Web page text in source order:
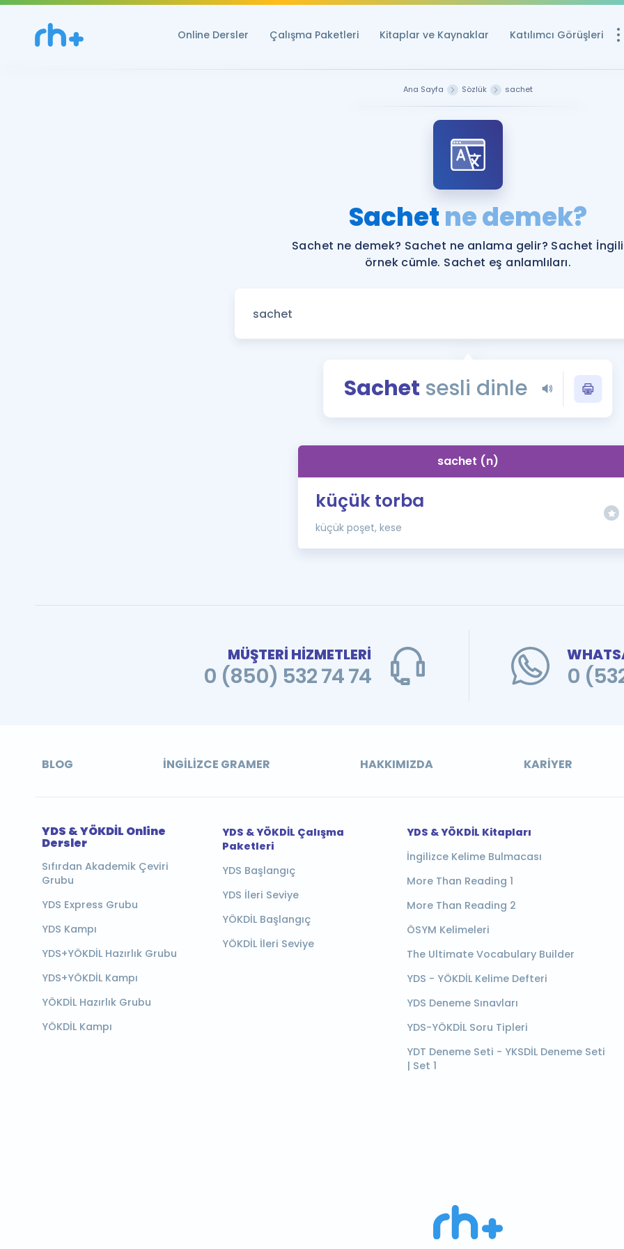
Online Dersler Çalışma Paketleri Kitaplar ve Kaynaklar Katılımcı Görüşleri
YDS ve YÖKDİL
Rehberlik Aracı
YDS ve
Tüm ÖSYM
YDS - YÖKDİL
İngilizce Gramer
Ana Sayfa Sözlük sachet
Sachetne demek?
Sachet ne demek? Sachet ne anlama gelir? Sachet
örnek cümle. Sachet eş anlamlıları.
Sachet sesli dinle
sachet (n)
küçük torba
küçük poşet, kese
MÜŞTERİ HİZMETLERİ
0 (850) 532 74 74 0
BLOG İNGILIZCE GRAMER HAKKIMIZDA KARIYER
YDS & YÖKDİL Online
Dersler
Sıfırdan Akademik Çeviri
Grubu
YDS Express Grubu
YDS Kampı
YDS+YÖKDİL Hazırlık Grubu
YDS+YÖKDİL Kampı
YÖKDİL Hazırlık Grubu
YÖKDİL Kampı
YDS & YÖKDİL Çalışma
Paketleri
YDS Başlangıç
YDS İleri Seviye
YÖKDİL Başlangıç
YÖKDİL İleri Seviye
YDS & YÖKDİL Kitapları
İngilizce Kelime Bulmacası
More Than Reading 1
More Than Reading 2
ÖSYM Kelimeleri
The Ultimate Vocabulary Builder
YDS - YÖKDİL Kelime Defteri
YDS Deneme Sınavları
YDS-YÖKDİL Soru Tipleri
YDT Deneme Seti - YKSDİL Deneme Seti
| Set 1